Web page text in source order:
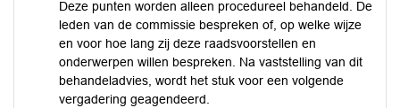
Deze punten worden alleen procedureel behandeld. De
leden van de commissie bespreken of, op welke wijze
en voor hoe lang zij deze raadsvoorstellen en
onderwerpen willen bespreken. Na vaststelling van dit
behandeladvies, wordt het stuk voor een volgende
vergadering geagendeerd.